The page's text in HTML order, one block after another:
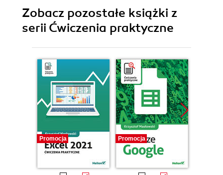
Zobacz pozostałe książki z
serii Ćwiczenia praktyczne
Promocja Promocja